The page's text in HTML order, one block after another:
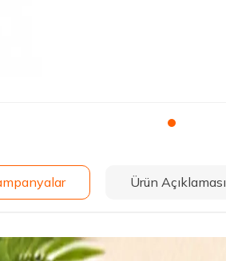
Ürün Açıklaması